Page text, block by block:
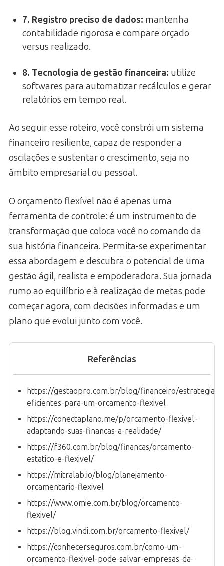
7. Registro preciso de dados: mantenha
contabilidade rigorosa e compare orçado
versus realizado.
8. Tecnologia de gestão financeira: utilize
softwares para automatizar recálculos e gerar
relatórios em tempo real.
Ao seguir esse roteiro, você constrói um sistema
financeiro resiliente, capaz de responder a
oscilações e sustentar o crescimento, seja no
âmbito empresarial ou pessoal.
O orçamento flexível não é apenas uma
ferramenta de controle: é um instrumento de
transformação que coloca você no comando da
sua história financeira. Permita-se experimentar
essa abordagem e descubra o potencial de uma
gestão ágil, realista e empoderadora. Sua jornada
rumo ao equilíbrio e à realização de metas pode
começar agora, com decisões informadas e um
plano que evolui junto com você.
Referências
https://gestaopro.com.br/blog/financeiro/estrategias-
eficientes-para-um-orcamento-flexivel
https://conectaplano.me/p/orcamento-flexivel-
adaptando-suas-financas-a-realidade/
https://f360.com.br/blog/financas/orcamento-
estatico-e-flexivel/
https://mitralab.io/blog/planejamento-
orcamentario-flexivel
https://www.omie.com.br/blog/orcamento-
flexivel/
https://blog.vindi.com.br/orcamento-flexivel/
https://conhecerseguros.com.br/como-um-
orcamento-flexivel-pode-salvar-empresas-da-